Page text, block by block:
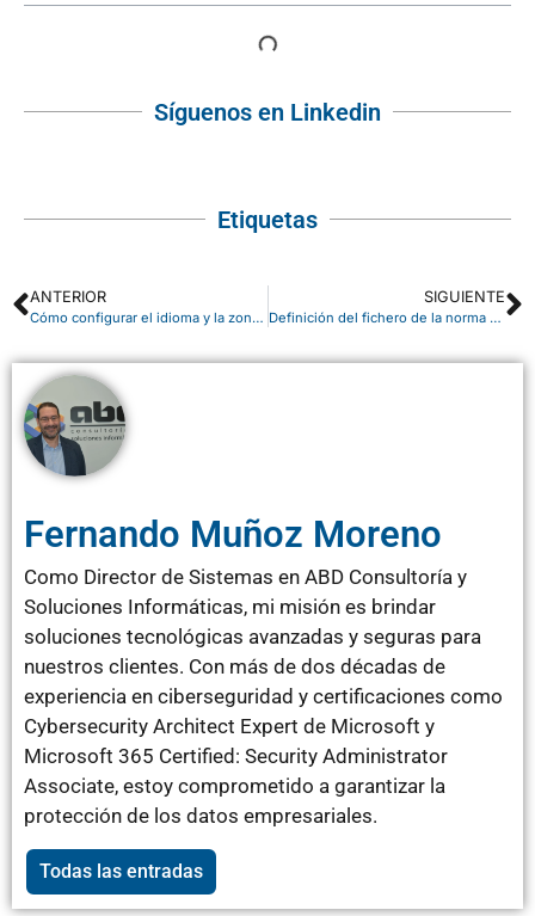
Síguenos en Linkedin
Etiquetas
ANTERIOR
Cómo configurar el idioma y la zona horaria en SharePoint Online
SIGUIENTE
Definición del fichero de la norma 43 en Business Central
Fernando Muñoz Moreno
Como Director de Sistemas en ABD Consultoría y
Soluciones Informáticas, mi misión es brindar
soluciones tecnológicas avanzadas y seguras para
nuestros clientes. Con más de dos décadas de
experiencia en ciberseguridad y certificaciones como
Cybersecurity Architect Expert de Microsoft y
Microsoft 365 Certified: Security Administrator
Associate, estoy comprometido a garantizar la
protección de los datos empresariales.
Todas las entradas